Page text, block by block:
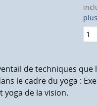
de techniques
le cadre du yoga :
yoga de la vision.